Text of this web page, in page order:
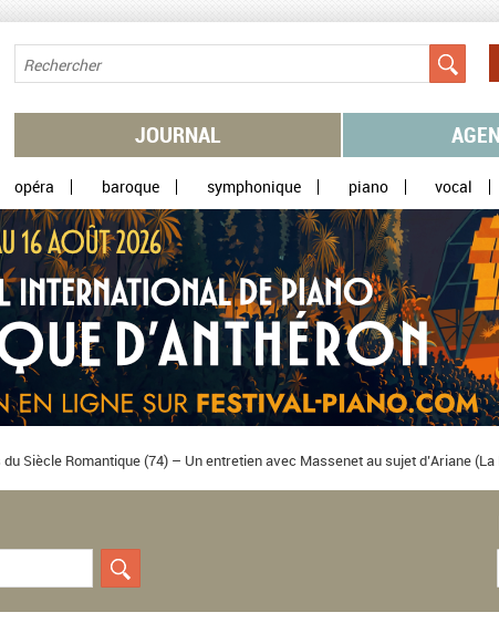
JOURNAL
opéra baroque symphonique piano vocal
Siècle Romantique (74) – Un entretien avec Massenet au sujet d’Ariane